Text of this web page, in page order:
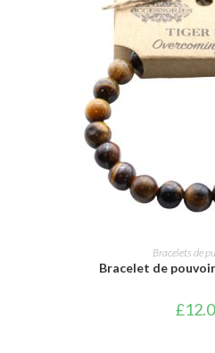
AJOUTER
Bracelets de
Bracelet de
£